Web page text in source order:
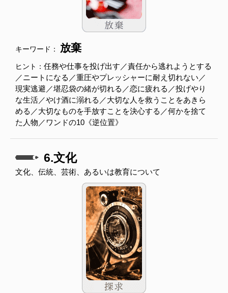
キーワード： 放棄
ヒント： 任務や仕事を投げ出す／責任から逃れようとする
／ニートになる／重圧やプレッシャーに耐え切れない／
現実逃避／堪忍袋の緒が切れる／恋に疲れる／投げやり
な生活／やけ酒に溺れる／大切な人を救うことをあきら
める／大切なものを手放すことを決心する／何かを捨て
た人物／ワンドの10《逆位置》
6.文化
文化、伝統、芸術、あるいは教育について